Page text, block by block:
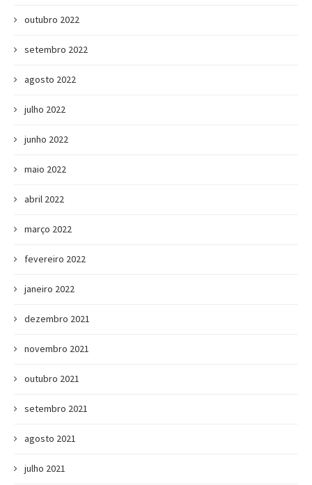
outubro 2022
setembro 2022
agosto 2022
julho 2022
junho 2022
maio 2022
abril 2022
março 2022
fevereiro 2022
janeiro 2022
dezembro 2021
novembro 2021
outubro 2021
setembro 2021
agosto 2021
julho 2021